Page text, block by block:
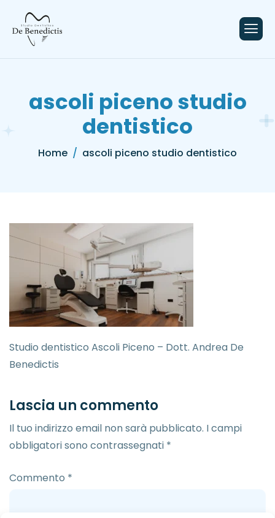
ascoli piceno studio
dentistico
Home ascoli piceno studio dentistico
Studio dentistico Ascoli Piceno – Dott. Andrea De
Benedictis
Lascia un commento
Il tuo indirizzo email non sarà pubblicato. I campi
obbligatori sono contrassegnati *
Commento *